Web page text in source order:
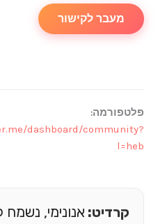
מעבר לקישור
פלטפורמה:
dashboard/community?
l=heb
קרדיט: אנונימי,